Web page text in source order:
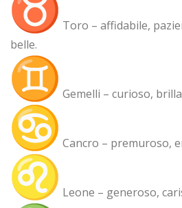
Toro – affidabile,
belle.
Gemelli – curioso,
Cancro – premuroso,
Leone – generoso,